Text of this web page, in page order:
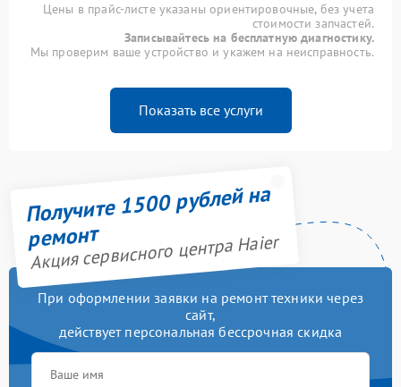
Цены в прайс-листе указаны ориентировочные, без учета
стоимости запчастей.
Записывайтесь на бесплатную диагностику.
Мы проверим ваше устройство и укажем на неисправность.
Показать все услуги
Получите 1500 рублей на
ремонт
Акция сервисного центра Haier
При оформлении заявки на ремонт техники через
сайт,
действует персональная бессрочная скидка